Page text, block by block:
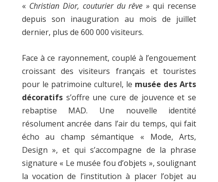
« Christian Dior, couturier du rêve » qui recense
depuis son inauguration au mois de juillet
dernier, plus de 600 000 visiteurs.
Face à ce rayonnement, couplé à l’engouement
croissant des visiteurs français et touristes
pour le patrimoine culturel, le musée des Arts
décoratifss’offre une cure de jouvence et se
rebaptise MAD. Une nouvelle identité
résolument ancrée dans l’air du temps, qui fait
écho au champ sémantique « Mode, Arts,
Design », et qui s’accompagne de la phrase
signature « Le musée fou d’objets », soulignant
la vocation de l’institution à placer l’objet au